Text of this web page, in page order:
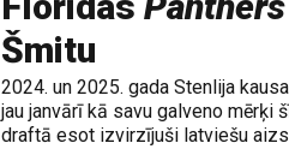
Šmitu
2024. un 2025. gada Stenlija
jau janvārī kā savu galveno mērķi
draftā esot izvirzījuši latviešu